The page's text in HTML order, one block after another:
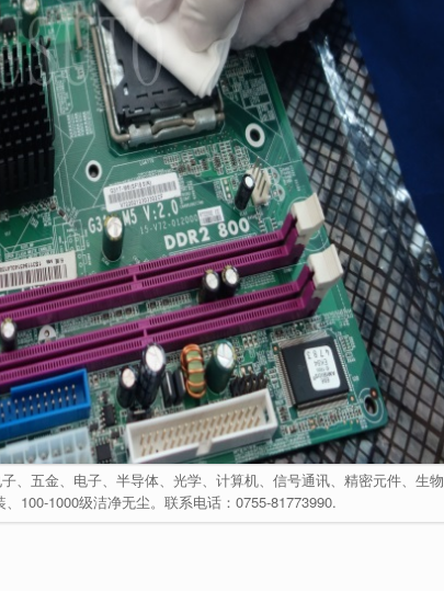
、五金、电子、半导体、光学、计算机、信号通讯、精密元件、生物
100-1000级洁净无尘。联系电话：0755-81773990.